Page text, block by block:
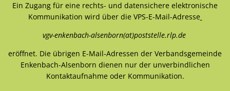
Ein Zugang für eine rechts- und datensichere elektronische
Kommunikation wird über die VPS-E-Mail-Adresse
vgv-enkenbach-alsenborn(at)poststelle.rlp.de
eröffnet. Die übrigen E-Mail-Adressen der Verbandsgemeinde
Enkenbach-Alsenborn dienen nur der unverbindlichen
Kontaktaufnahme oder Kommunikation.